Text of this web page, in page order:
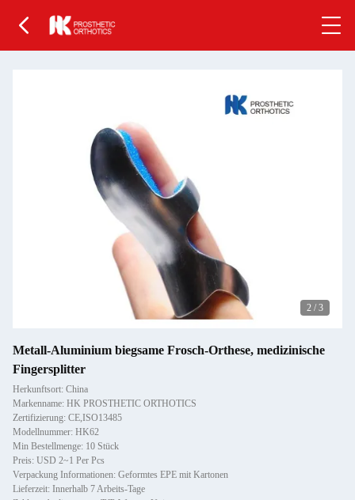
2 / 3
Metall-Aluminium biegsame Frosch-Orthese, medizinische
Fingersplitter
Herkunftsort: China
Markenname: HK PROSTHETIC ORTHOTICS
Zertifizierung: CE,ISO13485
Modellnummer: HK62
Min Bestellmenge: 10 Stück
Preis: USD 2~1 Per Pcs
Verpackung Informationen: Geformtes EPE mit Kartonen
Lieferzeit: Innerhalb 7 Arbeits-Tage